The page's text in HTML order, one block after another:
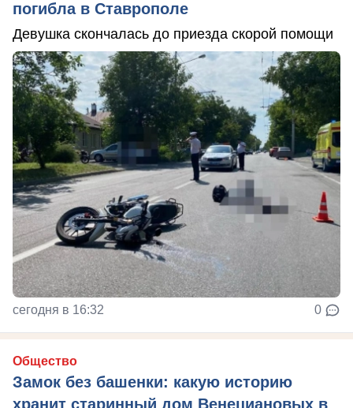
погибла в Ставрополе
Девушка скончалась до приезда скорой помощи
сегодня в 16:32 0
Общество
Замок без башенки: какую историю
хранит старинный дом Венециановых в